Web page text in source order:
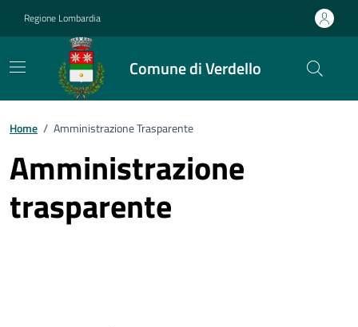
Regione Lombardia
Comune di Verdello
Home / Amministrazione Trasparente
Amministrazione
trasparente